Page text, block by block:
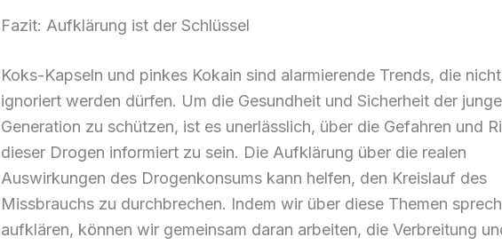
Fazit: Aufklärung ist der Schlüssel
Koks-Kapseln und pinkes Kokain sind alarmierende Trends, die nicht
ignoriert werden dürfen. Um die Gesundheit und Sicherheit der
Generation zu schützen, ist es unerlässlich, über die Gefahren und
dieser Drogen informiert zu sein. Die Aufklärung über die realen
Auswirkungen des Drogenkonsums kann helfen, den Kreislauf des
Missbrauchs zu durchbrechen. Indem wir über diese Themen
aufklären, können wir gemeinsam daran arbeiten, die Verbreitung